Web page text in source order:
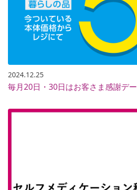
2024.12.25
毎月20日・30日はお客さま感謝デー